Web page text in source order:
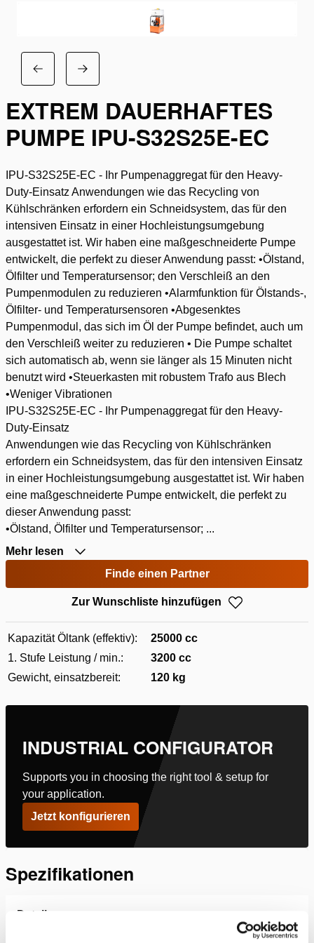
EXTREM DAUERHAFTES
PUMPE IPU-S32S25E-EC
IPU-S32S25E-EC - Ihr Pumpenaggregat für den Heavy-
Duty-Einsatz Anwendungen wie das Recycling von
Kühlschränken erfordern ein Schneidsystem, das für den
intensiven Einsatz in einer Hochleistungsumgebung
ausgestattet ist. Wir haben eine maßgeschneiderte Pumpe
entwickelt, die perfekt zu dieser Anwendung passt: •Ölstand,
Ölfilter und Temperatursensor; den Verschleiß an den
Pumpenmodulen zu reduzieren •Alarmfunktion für Ölstands-,
Ölfilter- und Temperatursensoren •Abgesenktes
Pumpenmodul, das sich im Öl der Pumpe befindet, auch um
den Verschleiß weiter zu reduzieren • Die Pumpe schaltet
sich automatisch ab, wenn sie länger als 15 Minuten nicht
benutzt wird •Steuerkasten mit robustem Trafo aus Blech
•Weniger Vibrationen
IPU-S32S25E-EC - Ihr Pumpenaggregat für den Heavy-
Duty-Einsatz
Anwendungen wie das Recycling von Kühlschränken
erfordern ein Schneidsystem, das für den intensiven Einsatz
in einer Hochleistungsumgebung ausgestattet ist. Wir haben
eine maßgeschneiderte Pumpe entwickelt, die perfekt zu
dieser Anwendung passt:
•Ölstand, Ölfilter und Temperatursensor; ...
Mehr lesen
Finde einen Partner
Zur Wunschliste hinzufügen
Kapazität Öltank (effektiv):
25000 cc
1. Stufe Leistung / min.:
3200 cc
Gewicht, einsatzbereit:
120 kg
INDUSTRIAL CONFIGURATOR
Supports you in choosing the right tool & setup for
your application.
Jetzt konfigurieren
Spezifikationen
Details